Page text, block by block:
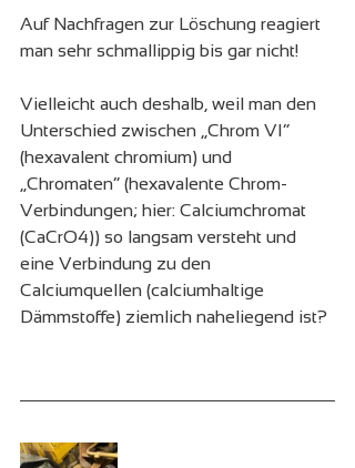
Auf Nachfragen zur Löschung reagiert
man sehr schmallippig bis gar nicht!
Vielleicht auch deshalb, weil man den
Unterschied zwischen „Chrom VI“
(hexavalent chromium) und
„Chromaten“ (hexavalente Chrom-
Verbindungen; hier: Calciumchromat
(CaCrO4)) so langsam versteht und
eine Verbindung zu den
Calciumquellen (calciumhaltige
Dämmstoffe) ziemlich naheliegend ist?